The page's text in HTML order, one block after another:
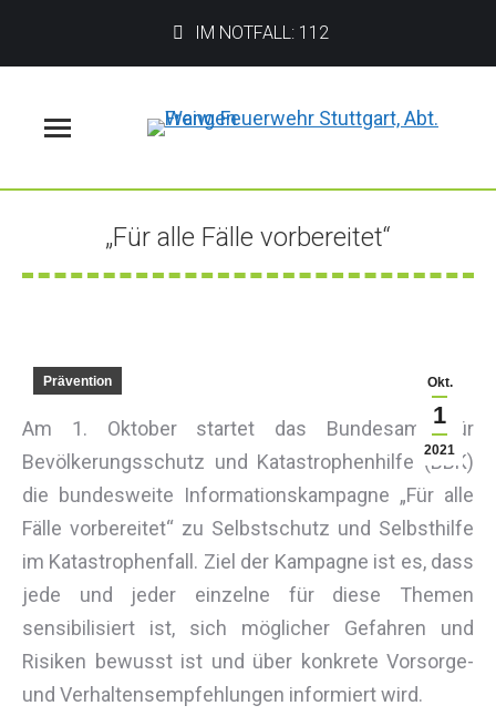
IM NOTFALL: 112
„Für alle Fälle vorbereitet“
Sie befinden sich hier:
Okt.
1
2021
Prävention
Am 1. Oktober startet das Bundesamt für
Bevölkerungsschutz und Katastrophenhilfe (BBK)
die bundesweite Informationskampagne „Für alle
Fälle vorbereitet“ zu Selbstschutz und Selbsthilfe
im Katastrophenfall. Ziel der Kampagne ist es, dass
jede und jeder einzelne für diese Themen
sensibilisiert ist, sich möglicher Gefahren und
Risiken bewusst ist und über konkrete Vorsorge-
und Verhaltensempfehlungen informiert wird.